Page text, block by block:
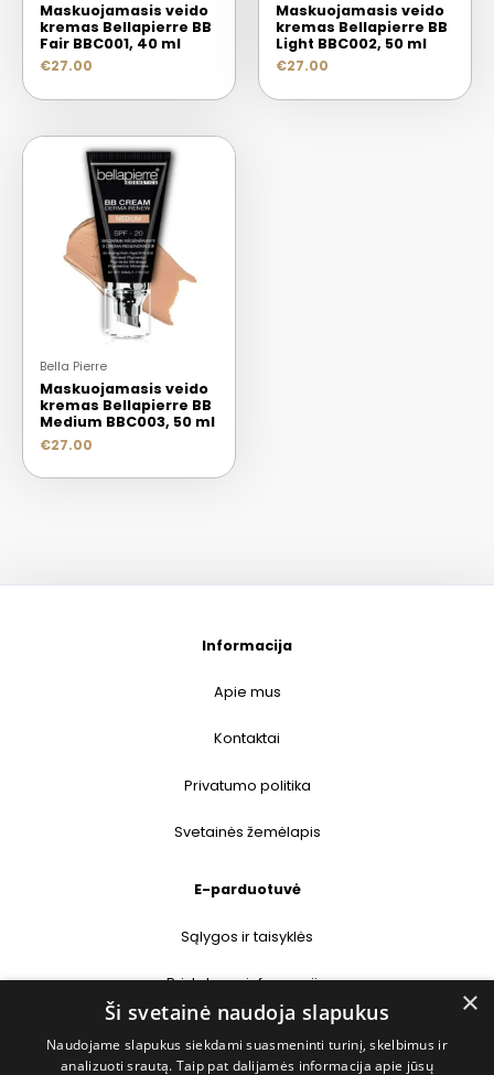
Maskuojamasis veido
kremas Bellapierre BB
Fair BBC001, 40 ml
€27.00
Maskuojamasis veido
kremas Bellapierre BB
Light BBC002, 50 ml
€27.00
Bella Pierre
Maskuojamasis veido
kremas Bellapierre BB
Medium BBC003, 50 ml
€27.00
Informacija
Apie mus
Kontaktai
Privatumo politika
Svetainės žemėlapis
E-parduotuvė
Sąlygos ir taisyklės
Pristatymo informacija
Prekių grąžinimas
×
Ši svetainė naudoja slapukus
Naudojame slapukus siekdami suasmeninti turinį, skelbimus ir
analizuoti srautą. Taip pat dalijamės informacija apie jūsų